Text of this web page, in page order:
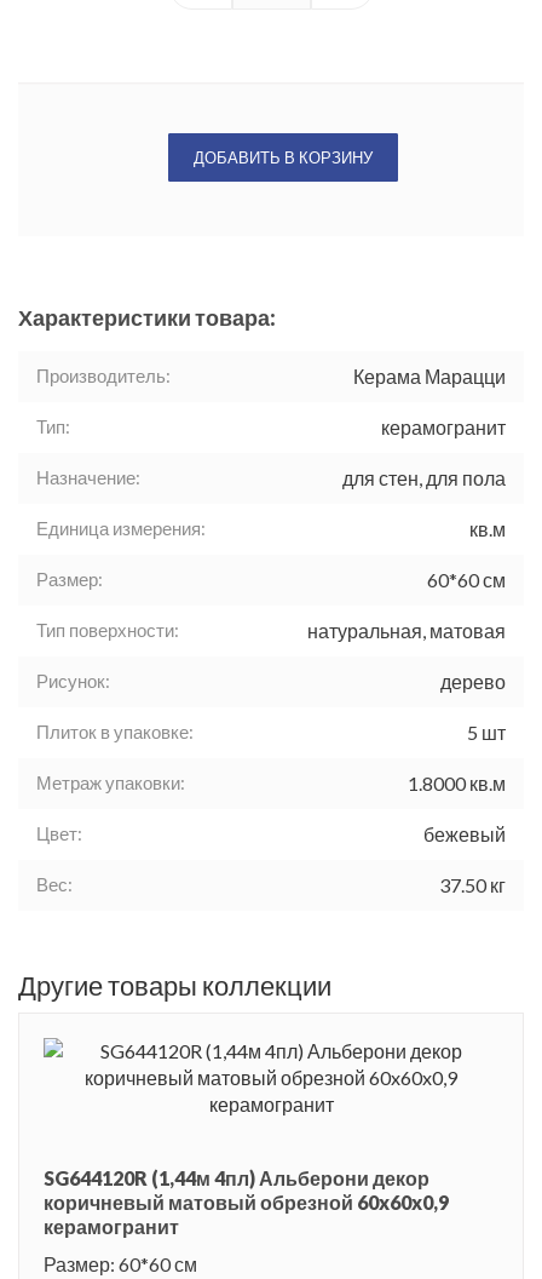
ДОБАВИТЬ В КОРЗИНУ
Характеристики товара:
Производитель: Керама Марацци
Тип: керамогранит
Назначение: для стен, для пола
Единица измерения: кв.м
Размер: 60*60 см
Тип поверхности: натуральная, матовая
Рисунок: дерево
Плиток в упаковке: 5 шт
Метраж упаковки: 1.8000 кв.м
Цвет: бежевый
Вес: 37.50 кг
Другие товары коллекции
SG644120R (1,44м 4пл) Альберони декор
коричневый матовый обрезной 60x60x0,9
керамогранит
Размер: 60*60 см